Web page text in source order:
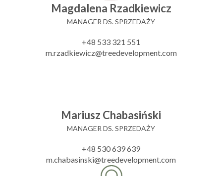
Magdalena Rzadkiewicz
MANAGER DS. SPRZEDAŻY
+48 533 321 551
m.rzadkiewicz@treedevelopment.com
Mariusz Chabasiński
MANAGER DS. SPRZEDAŻY
+48 530 639 639
m.chabasinski@treedevelopment.com